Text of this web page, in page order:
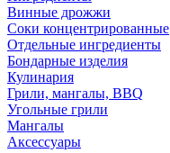
Винные дрожжи
Соки концентрированные
Отдельные ингредиенты
Бондарные изделия
Кулинария
Грили, мангалы, BBQ
Угольные грили
Мангалы
Аксессуары